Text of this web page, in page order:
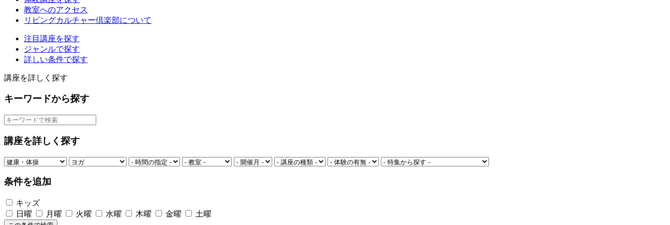
教室へのアクセス
リビングカルチャー倶楽部について
注目講座を探す
ジャンルで探す
詳しい条件で探す
講座を詳しく探す
キーワードから探す
講座を詳しく探す
条件を追加
キッズ
日曜
月曜 火曜 水曜 木曜 金曜 土曜